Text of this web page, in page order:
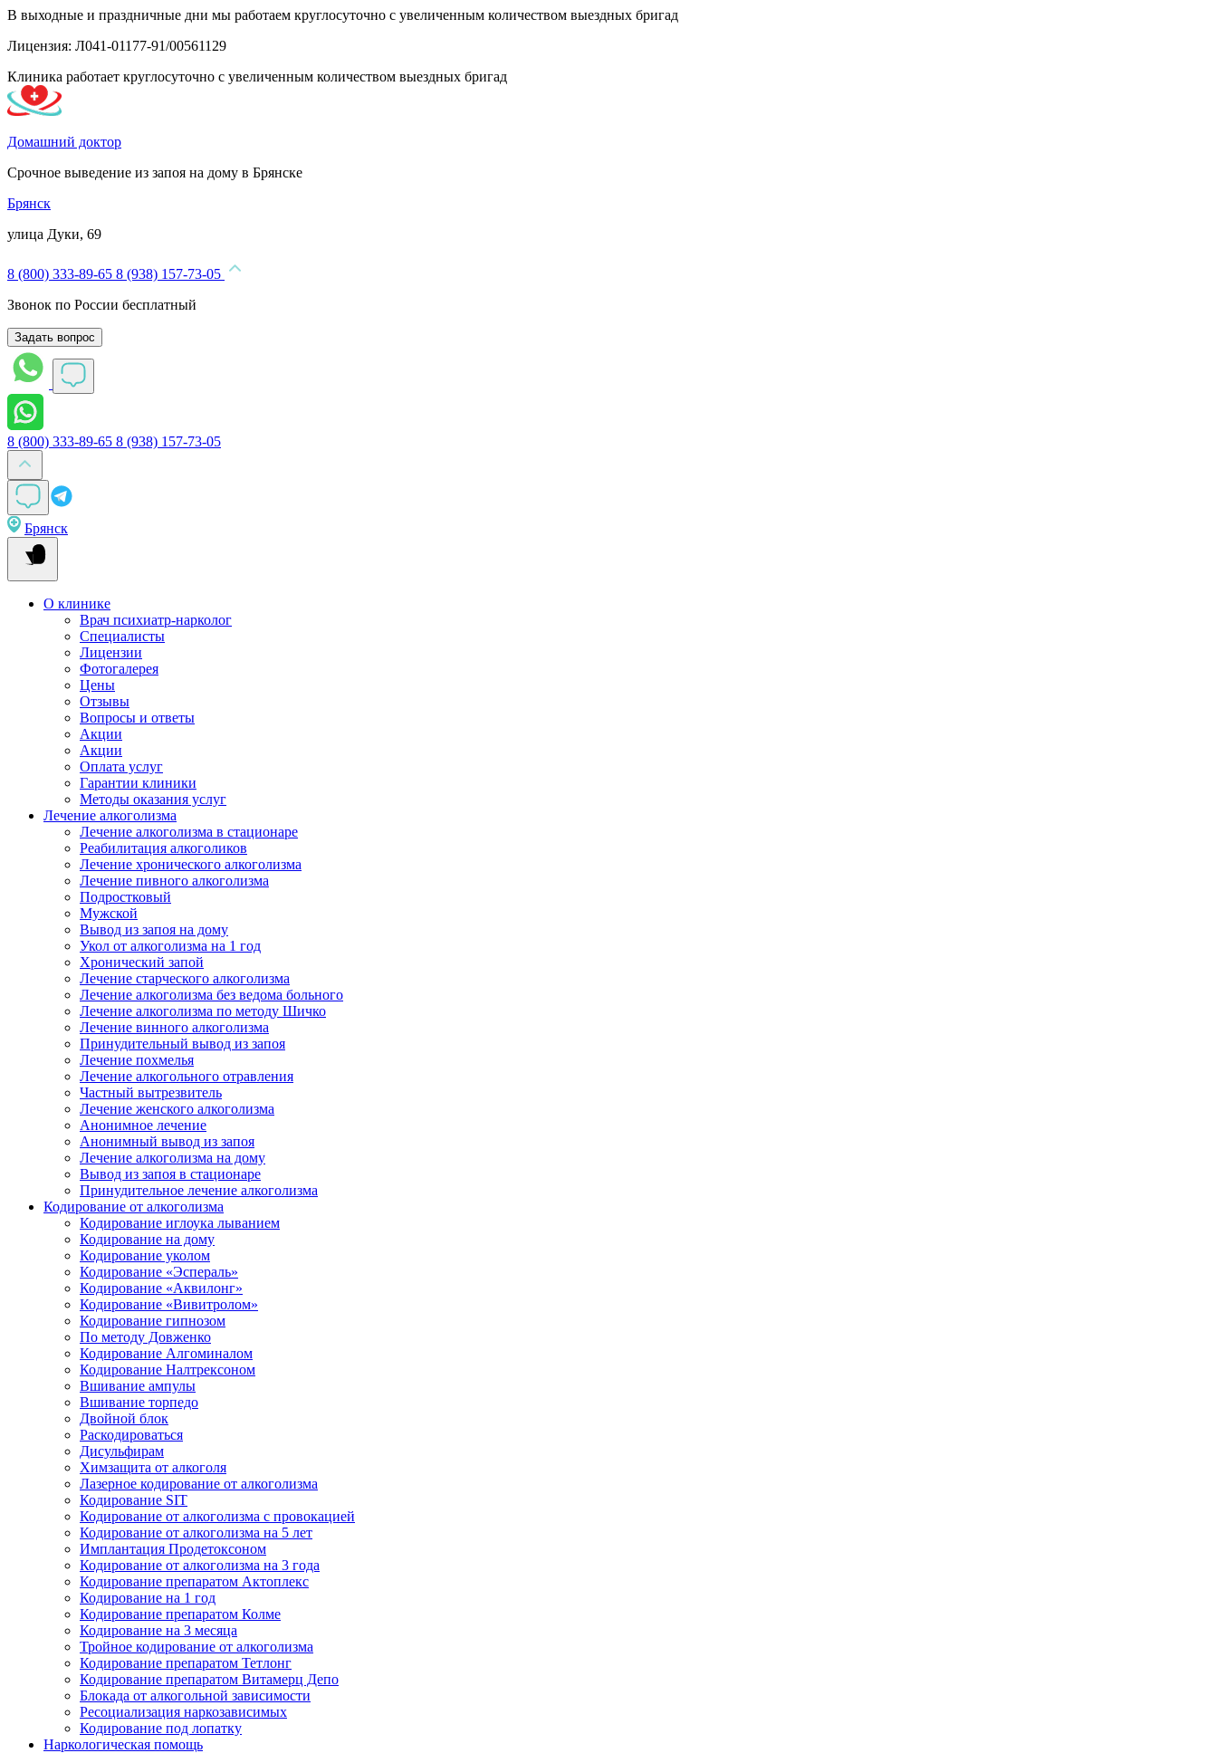
В выходные и праздничные дни мы работаем круглосуточно с увеличенным количеством выездных бригад
Лицензия: Л041-01177-91/00561129
Клиника работает круглосуточно с увеличенным количеством выездных бригад
Домашний доктор
Срочное выведение из запоя на дому в Брянске
Брянск
улица Дуки, 69
8 (800) 333-89-65 8 (938) 157-73-05
Звонок по России бесплатный
Задать вопрос
8 (800) 333-89-65 8 (938) 157-73-05
Брянск
О клинике
Врач психиатр-нарколог
Специалисты
Лицензии
Фотогалерея
Цены
Отзывы
Вопросы и ответы
Акции
Акции
Оплата услуг
Гарантии клиники
Методы оказания услуг
Лечение алкоголизма
Лечение алкоголизма в стационаре
Реабилитация алкоголиков
Лечение хронического алкоголизма
Лечение пивного алкоголизма
Подростковый
Мужской
Вывод из запоя на дому
Укол от алкоголизма на 1 год
Хронический запой
Лечение старческого алкоголизма
Лечение алкоголизма без ведома больного
Лечение алкоголизма по методу Шичко
Лечение винного алкоголизма
Принудительный вывод из запоя
Лечение похмелья
Лечение алкогольного отравления
Частный вытрезвитель
Лечение женского алкоголизма
Анонимное лечение
Анонимный вывод из запоя
Лечение алкоголизма на дому
Вывод из запоя в стационаре
Принудительное лечение алкоголизма
Кодирование от алкоголизма
Кодирование иглоука лыванием
Кодирование на дому
Кодирование уколом
Кодирование «Эспераль»
Кодирование «Аквилонг»
Кодирование «Вивитролом»
Кодирование гипнозом
По методу Довженко
Кодирование Алгоминалом
Кодирование Налтрексоном
Вшивание ампулы
Вшивание торпедо
Двойной блок
Раскодироваться
Дисульфирам
Химзащита от алкоголя
Лазерное кодирование от алкоголизма
Кодирование SIT
Кодирование от алкоголизма с провокацией
Кодирование от алкоголизма на 5 лет
Имплантация Продетоксоном
Кодирование от алкоголизма на 3 года
Кодирование препаратом Актоплекс
Кодирование на 1 год
Кодирование препаратом Колме
Кодирование на 3 месяца
Тройное кодирование от алкоголизма
Кодирование препаратом Тетлонг
Кодирование препаратом Витамерц Депо
Блокада от алкогольной зависимости
Ресоциализация наркозависимых
Кодирование под лопатку
Наркологическая помощь